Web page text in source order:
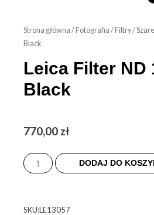
Strona główna / Fotografia / Filtry/Szare
Black
Leica Filter ND
Black
770,00 zł
Leica
16x
DODAJ DO
SKU:LE13057